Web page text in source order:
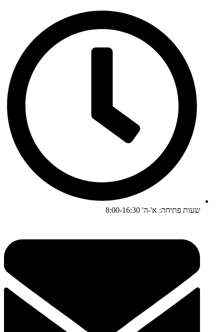
שעות פתיחה: א'-ה' 8:00-16:30